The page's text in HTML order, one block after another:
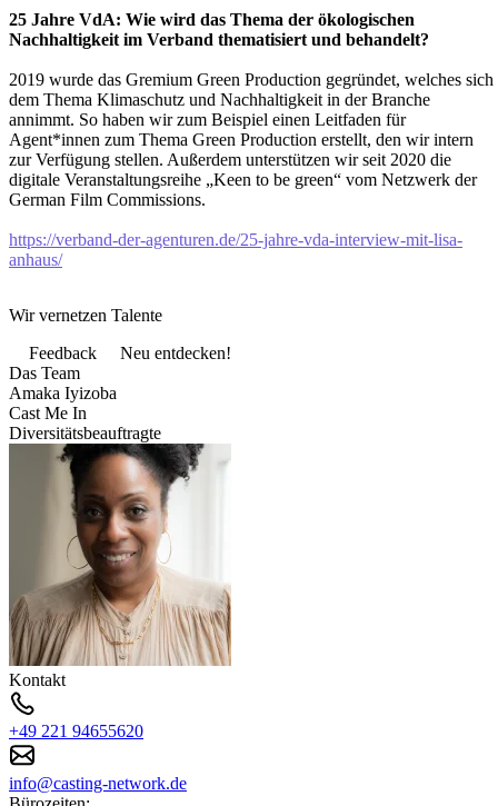
25 Jahre VdA: Wie wird das Thema der ökologischen
Nachhaltigkeit im Verband thematisiert und behandelt?
2019 wurde das Gremium Green Production gegründet, welches sich
dem Thema Klimaschutz und Nachhaltigkeit in der Branche
annimmt. So haben wir zum Beispiel einen Leitfaden für
Agent*innen zum Thema Green Production erstellt, den wir intern
zur Verfügung stellen. Außerdem unterstützen wir seit 2020 die
digitale Veranstaltungsreihe „Keen to be green“ vom Netzwerk der
German Film Commissions.
https://verband-der-agenturen.de/25-jahre-vda-interview-mit-lisa-
anhaus/
Wir vernetzen Talente
Feedback
Neu entdecken!
Das Team
Amaka Iyizoba
Cast Me In
Diversitätsbeauftragte
Kontakt
+49 221 94655620
info@casting-network.de